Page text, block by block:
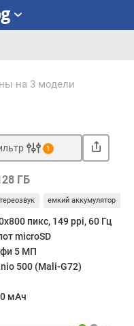
на 3 модели
1
ГБ
емкий аккумулятор
пикс, 149 ppi, 60 Гц
microSD
5 МП
500 (Mali-G72)
мАч